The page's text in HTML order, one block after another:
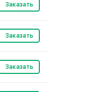
Заказать
Заказать
Заказать